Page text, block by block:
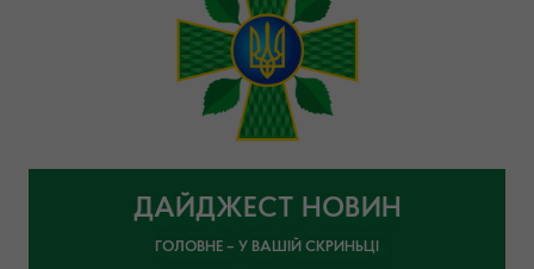
ДАЙДЖЕСТ НОВИН
ГОЛОВНЕ – У ВАШІЙ СКРИНЬЦІ